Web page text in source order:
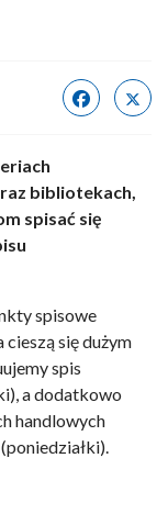
bibliotekach,
spisać się
spisowe
cieszą się dużym
spis
a dodatkowo
handlowych